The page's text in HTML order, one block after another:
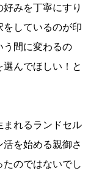
好みを丁寧にすり
しているのが印
う間に変わるの
んでほしい！と
れるランドセル
を始める親御さ
のではないでし